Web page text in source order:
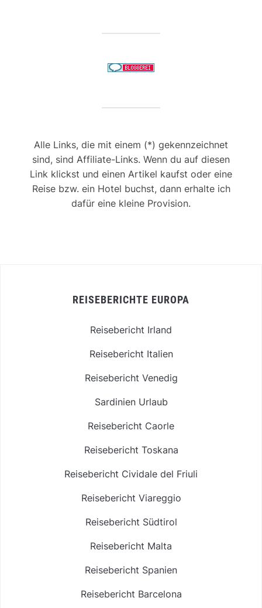
Alle Links, die mit einem (*) gekennzeichnet
sind, sind Affiliate-Links. Wenn du auf diesen
Link klickst und einen Artikel kaufst oder eine
Reise bzw. ein Hotel buchst, dann erhalte ich
dafür eine kleine Provision.
REISEBERICHTE EUROPA
Reisebericht Irland
Reisebericht Italien
Reisebericht Venedig
Sardinien Urlaub
Reisebericht Caorle
Reisebericht Toskana
Reisebericht Cividale del Friuli
Reisebericht Viareggio
Reisebericht Südtirol
Reisebericht Malta
Reisebericht Spanien
Reisebericht Barcelona